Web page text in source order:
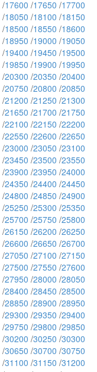
/17600 /17650 /17700
/18050 /18100 /18150
/18500 /18550 /18600
/18950 /19000 /19050
/19400 /19450 /19500
/19850 /19900 /19950
/20300 /20350 /20400
/20750 /20800 /20850
/21200 /21250 /21300
/21650 /21700 /21750
/22100 /22150 /22200
/22550 /22600 /22650
/23000 /23050 /23100
/23450 /23500 /23550
/23900 /23950 /24000
/24350 /24400 /24450
/24800 /24850 /24900
/25250 /25300 /25350
/25700 /25750 /25800
/26150 /26200 /26250
/26600 /26650 /26700
/27050 /27100 /27150
/27500 /27550 /27600
/27950 /28000 /28050
/28400 /28450 /28500
/28850 /28900 /28950
/29300 /29350 /29400
/29750 /29800 /29850
/30200 /30250 /30300
/30650 /30700 /30750
/31100 /31150 /31200